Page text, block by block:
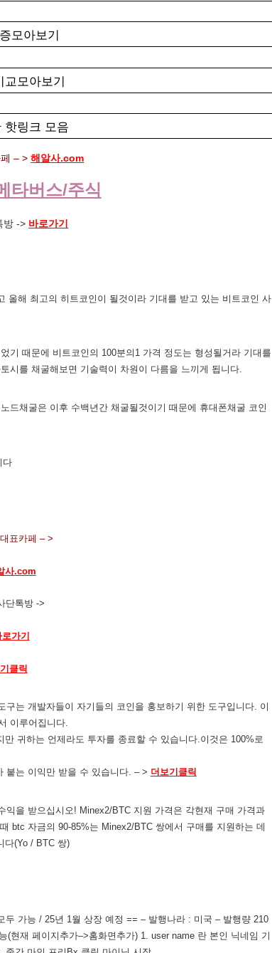
모아보기
교모아보기
핫링크 모음
페 – >해알사.com
타버스/주식
방 -> 바로가기
올해 최고의 히트코인이 될것이라 기대를 받고 있는 비트코인 사
기 때문에 비트코인의 100분의1 가격 정도는 형성될거라 기대를
시를 채굴해보면 기술력이 차원이 다름을 느끼게 됩니다.
드채굴은 이후 수백년간 채굴될것이기 때문에 휴대폰채굴 코인
다
표카페 – >
사.com
단톡방 ->
로가기
클릭
는 개발자들이 자기들의 코인을 홍보하기 위한 도구입니다. 이
이루어집니다.
귀하는 언제라도 투자를 종료할 수 있습니다.이것은 100%로
붙는 이익만 받을 수 있습니다. – > 더보기클릭
을 받으십시오! Minex2/BTC 지원 가격은 각현재 구매 가격과
btc 자금의 90-85%는 Minex2/BTC 쌍에서 구매를 지원하는 데
다(Yo / BTC 쌍)
가능 / 25년 1월 상장 예정 == – 발행나라 : 미국 – 발행량 210
현재 페이지추가–>홈화면추가) 1. user name 란 본인 닉네임 기